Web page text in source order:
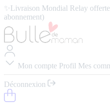
✨Livraison Mondial Relay
abonnement)
⭐️ 4,9/5 (57 avis
Mon compte Profil Mes
Déconnexion